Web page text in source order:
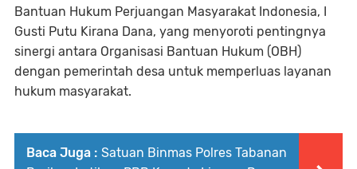
Bantuan Hukum Perjuangan Masyarakat Indonesia, I
Gusti Putu Kirana Dana, yang menyoroti pentingnya
sinergi antara Organisasi Bantuan Hukum (OBH)
dengan pemerintah desa untuk memperluas layanan
hukum masyarakat.
Baca Juga : Satuan Binmas Polres Tabanan